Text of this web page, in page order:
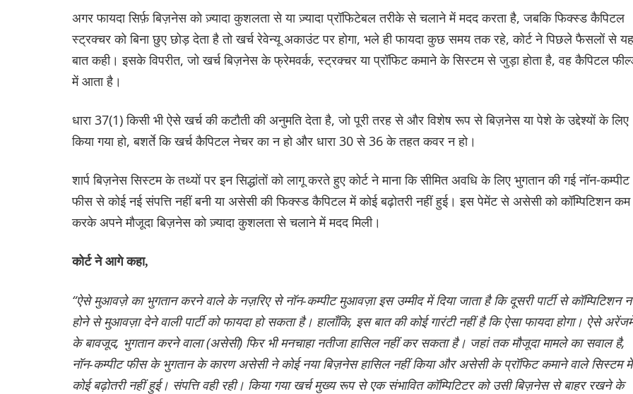
अगर फायदा सिर्फ़ बिज़नेस को ज़्यादा कुशलता से या ज़्यादा प्रॉफिटेबल तरीके से चलाने में मदद करता है, जबकि फिक्स्ड कैपिटल
स्ट्रक्चर को बिना छुए छोड़ देता है तो खर्च रेवेन्यू अकाउंट पर होगा, भले ही फायदा कुछ समय तक रहे, कोर्ट ने पिछले फैसलों से यह
बात कही। इसके विपरीत, जो खर्च बिज़नेस के फ्रेमवर्क, स्ट्रक्चर या प्रॉफिट कमाने के सिस्टम से जुड़ा होता है, वह कैपिटल
में आता है।
धारा 37(1) किसी भी ऐसे खर्च की कटौती की अनुमति देता है, जो पूरी तरह से और विशेष रूप से बिज़नेस या पेशे के उद्देश्यों के लिए
किया गया हो, बशर्ते कि खर्च कैपिटल नेचर का न हो और धारा 30 से 36 के तहत कवर न हो।
शार्प बिज़नेस सिस्टम के तथ्यों पर इन सिद्धांतों को लागू करते हुए कोर्ट ने माना कि सीमित अवधि के लिए भुगतान की गई नॉन-कम्पीट
फीस से कोई नई संपत्ति नहीं बनी या असेसी की फिक्स्ड कैपिटल में कोई बढ़ोतरी नहीं हुई। इस पेमेंट से असेसी को कॉम्पिटिशन कम
करके अपने मौजूदा बिज़नेस को ज़्यादा कुशलता से चलाने में मदद मिली।
कोर्ट ने आगे कहा,
“ऐसे मुआवज़े का भुगतान करने वाले के नज़रिए से नॉन-कम्पीट मुआवज़ा इस उम्मीद में दिया जाता है कि दूसरी पार्टी से कॉम्पिटिशन न
होने से मुआवज़ा देने वाली पार्टी को फायदा हो सकता है। हालाँकि, इस बात की कोई गारंटी नहीं है कि ऐसा फायदा होगा। ऐसे
के बावजूद, भुगतान करने वाला (असेसी) फिर भी मनचाहा नतीजा हासिल नहीं कर सकता है। जहां तक मौजूदा मामले का सवाल है,
नॉन-कम्पीट फीस के भुगतान के कारण असेसी ने कोई नया बिज़नेस हासिल नहीं किया और असेसी के प्रॉफिट कमाने वाले सिस्टम में
कोई बढ़ोतरी नहीं हुई। संपत्ति वही रही। किया गया खर्च मुख्य रूप से एक संभावित कॉम्पिटिटर को उसी बिज़नेस से बाहर रखने के